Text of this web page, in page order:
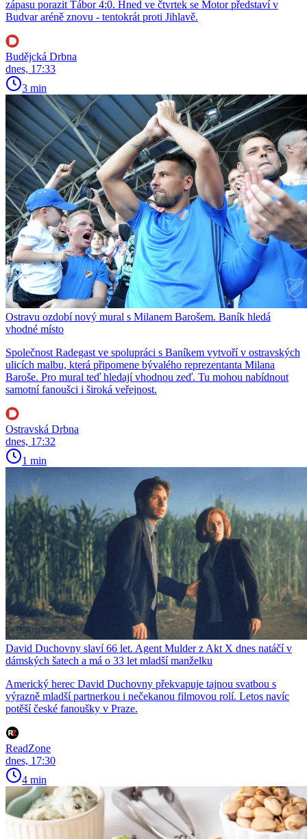
zápasu porazit Tábor 4:0. Hned ve čtvrtek se Motor představí v
Budvar aréně znovu - tentokrát proti Jihlavě.
Budějcká Drbna
dnes, 17:33
3 min
Ostravu ozdobí nový mural s Milanem Barošem. Baník hledá
vhodné místo
Společnost Radegast ve spolupráci s Baníkem vytvoří v ostravských
ulicích malbu, která připomene bývalého reprezentanta Milana
Baroše. Pro mural teď hledají vhodnou zeď. Tu mohou nabídnout
samotní fanoušci i široká veřejnost.
Ostravská Drbna
dnes, 17:32
1 min
David Duchovny slaví 66 let. Agent Mulder z Akt X dnes natáčí v
dámských šatech a má o 33 let mladší manželku
Americký herec David Duchovny překvapuje tajnou svatbou s
výrazně mladší partnerkou i nečekanou filmovou rolí. Letos navíc
potěší české fanoušky v Praze.
ReadZone
dnes, 17:30
4 min